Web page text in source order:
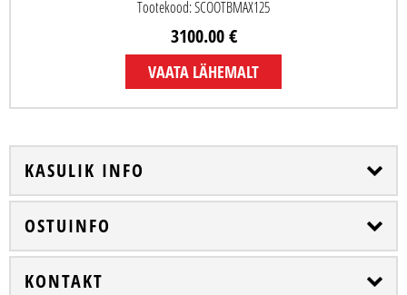
Tootekood: SCOOTBMAX125
3100.00 €
VAATA LÄHEMALT
KASULIK INFO
OSTUINFO
KONTAKT